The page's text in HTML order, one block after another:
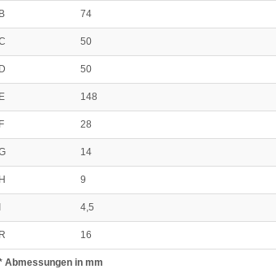
B 74
50
D 50
E 148
F 28
14
H 9
I 4,5
R 16
Abmessungen in mm